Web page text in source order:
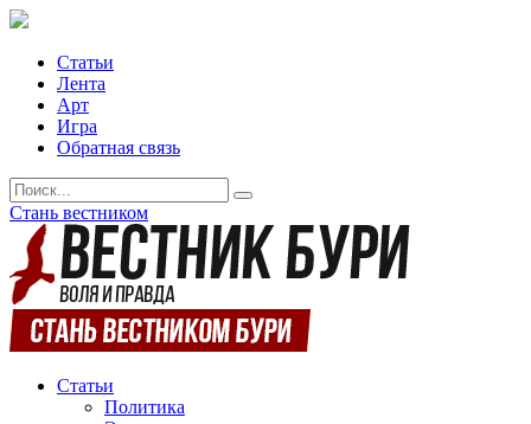
Статьи
Лента
Арт
Игра
Обратная связь
Стань вестником
Статьи
Политика